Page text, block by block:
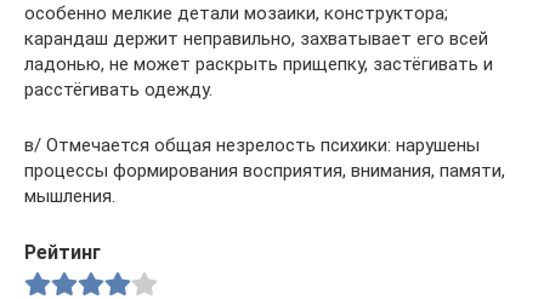
особенно мелкие детали мозаики, конструктора;
карандаш держит неправильно, захватывает его всей
ладонью, не может раскрыть прищепку, застёгивать и
расстёгивать одежду.
в/ Отмечается общая незрелость психики: нарушены
процессы формирования восприятия, внимания, памяти,
мышления.
Рейтинг